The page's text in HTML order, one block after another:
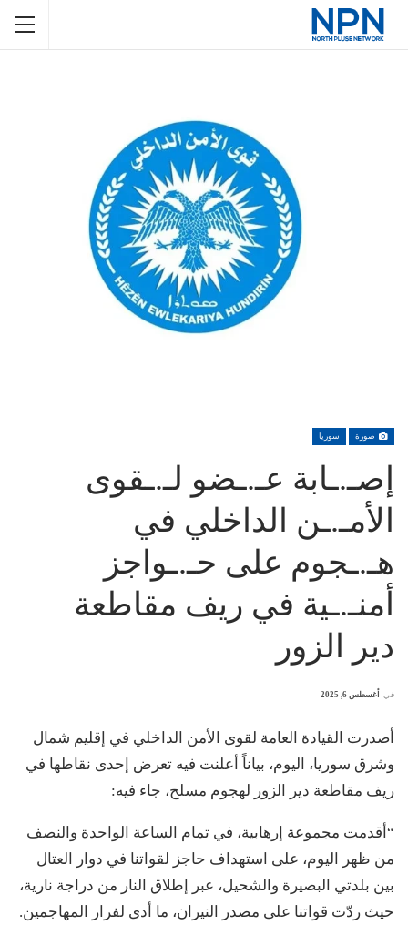
صورة سوريا
إصـ.ـابة عـ.ـضو لـ.ـقوى
الأمـ.ـن الداخلي في
هـ.ـجوم على حـ.ـواجز
أمنـ.ـية في ريف مقاطعة
دير الزور
في أغسطس 6, 2025
أصدرت القيادة العامة لقوى الأمن الداخلي في إقليم شمال
وشرق سوريا، اليوم، بياناً أعلنت فيه تعرض إحدى نقاطها في
ريف مقاطعة دير الزور لهجوم مسلح، جاء فيه:
“أقدمت مجموعة إرهابية، في تمام الساعة الواحدة والنصف
من ظهر اليوم، على استهداف حاجز لقواتنا في دوار العتال
بين بلدتي البصيرة والشحيل، عبر إطلاق النار من دراجة نارية،
حيث ردّت قواتنا على مصدر النيران، ما أدى لفرار المهاجمين.